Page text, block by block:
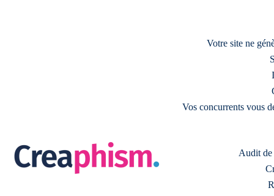
Votre site ne
Vos concurrents vous
Audit de